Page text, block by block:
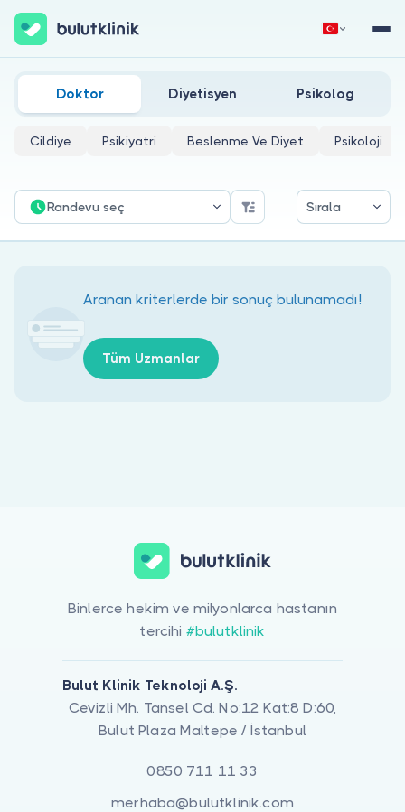
Hastalar için
Doktorlar için
Hemen Kaydol Giriş Yap
Adana Gastroenteroloji Cerrahisi Doktorları
Doktor Diyetisyen Psikolog
Cildiye Psikiyatri Beslenme Ve Diyet Psikoloji
Randevu seç Sırala
Aranan kriterlerde bir sonuç bulunamadı!
Tüm Uzmanlar
Binlerce hekim ve milyonlarca hastanın
tercihi #bulutklinik
Bulut Klinik Teknoloji A.Ş.
Cevizli Mh. Tansel Cd. No:12 Kat:8 D:60,
Bulut Plaza Maltepe / İstanbul
0850 711 11 33
merhaba@bulutklinik.com